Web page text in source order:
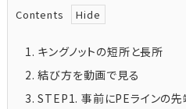
Contents
1. キングノットの短所と長所
2. 結び方を動画で見る
3. STEP1. 事前にPEラインの先